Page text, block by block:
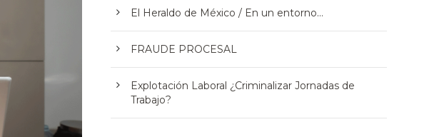
El Heraldo de México / En un entorno…
FRAUDE PROCESAL
Explotación Laboral ¿Criminalizar Jornadas de
Trabajo?